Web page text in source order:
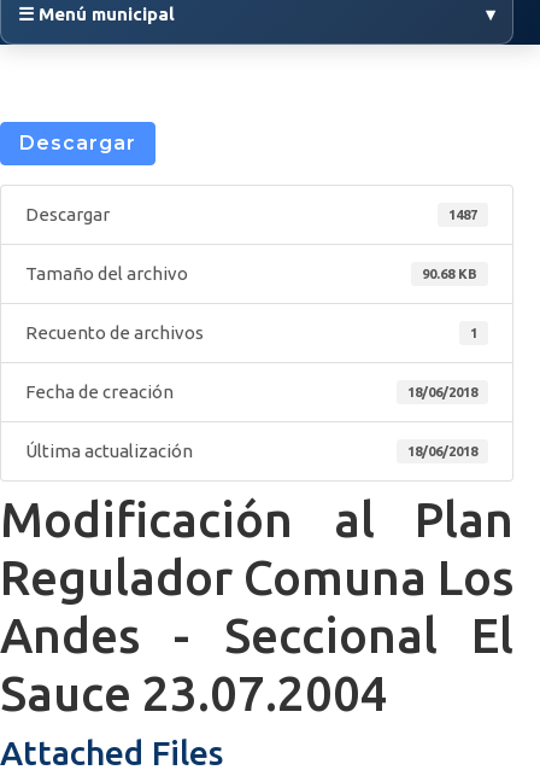
☰ Menú municipal ▾
Descargar
Descargar 1487
Tamaño del archivo 90.68 KB
Recuento de archivos 1
Fecha de creación 18/06/2018
Última actualización 18/06/2018
Modificación al Plan
Regulador Comuna Los
Andes - Seccional El
Sauce 23.07.2004
Attached Files